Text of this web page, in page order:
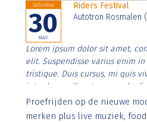
Saturday
30
MAY
Riders Festival
Autotron Rosmalen
Lorem ipsum dolor sit amet,
elit. Suspendisse varius enim
tristique. Duis cursus, mi quis
interdum nulla, ut commodo
Aenean faucibus nibh et justo
imperdiet. Nunc ut sem vitae
Proefrijden op de nieuwe
merken plus live muziek,